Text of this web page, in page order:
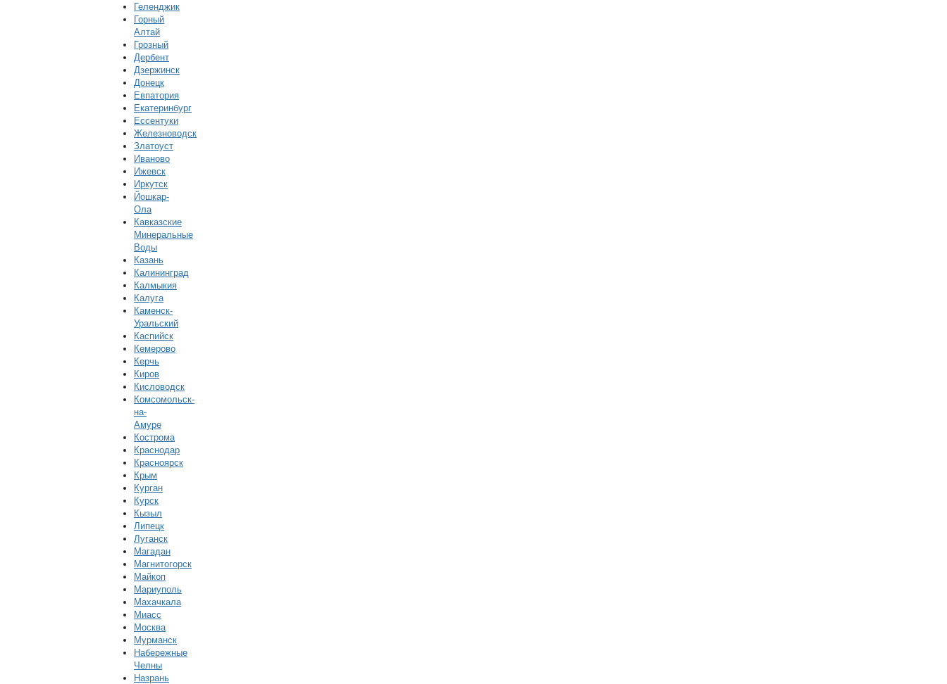
Геленджик
Горный
Алтай
Грозный
Дербент
Дзержинск
Донецк
Евпатория
Екатеринбург
Ессентуки
Железноводск
Златоуст
Иваново
Ижевск
Иркутск
Йошкар-
Ола
Кавказские
Минеральные
Воды
Казань
Калининград
Калмыкия
Калуга
Каменск-
Уральский
Каспийск
Кемерово
Керчь
Киров
Кисловодск
Комсомольск-
на-
Амуре
Кострома
Краснодар
Красноярск
Крым
Курган
Курск
Кызыл
Липецк
Луганск
Магадан
Магнитогорск
Майкоп
Мариуполь
Махачкала
Миасс
Москва
Мурманск
Набережные
Челны
Назрань